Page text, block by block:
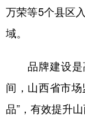
万荣等5个县区
域。
品牌建设是
间，山西省市
品”，有效提升